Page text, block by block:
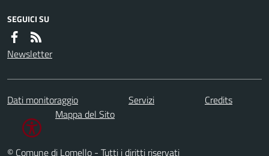
SEGUICI SU
Newsletter
Dati monitoraggio Servizi
Credits
Mappa del Sito
© Comune di Lomello - Tutti i diritti riservati